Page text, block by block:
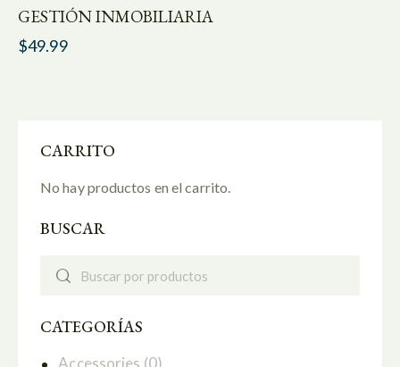
GESTIÓN INMOBILIARIA
$49.99
CARRITO
No hay productos en el carrito.
BUSCAR
CATEGORÍAS
Accessories (0)